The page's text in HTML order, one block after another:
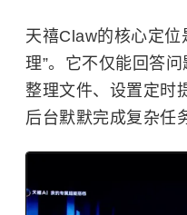
天禧Claw的核心定位
理”。它不仅能回答问
整理文件、设置定时
后台默默完成复杂任